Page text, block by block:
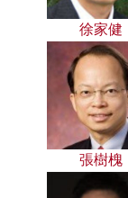
徐家健
張樹槐